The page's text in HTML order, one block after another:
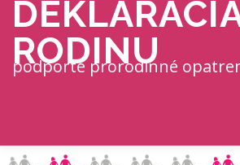
Prejsť na obsah
RODINU
podporte prorodinné